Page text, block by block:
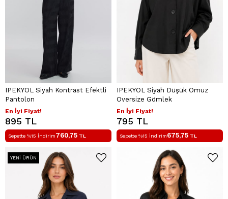
IPEKYOL Siyah Kontrast Efektli
Pantolon
En İyi Fiyat!
895 TL
Sepette %15 İndirim760,75 TL
IPEKYOL Siyah Düşük Omuz
Oversize Gömlek
En İyi Fiyat!
795 TL
Sepette %15 İndirim675,75 TL
YENI ÜRÜN